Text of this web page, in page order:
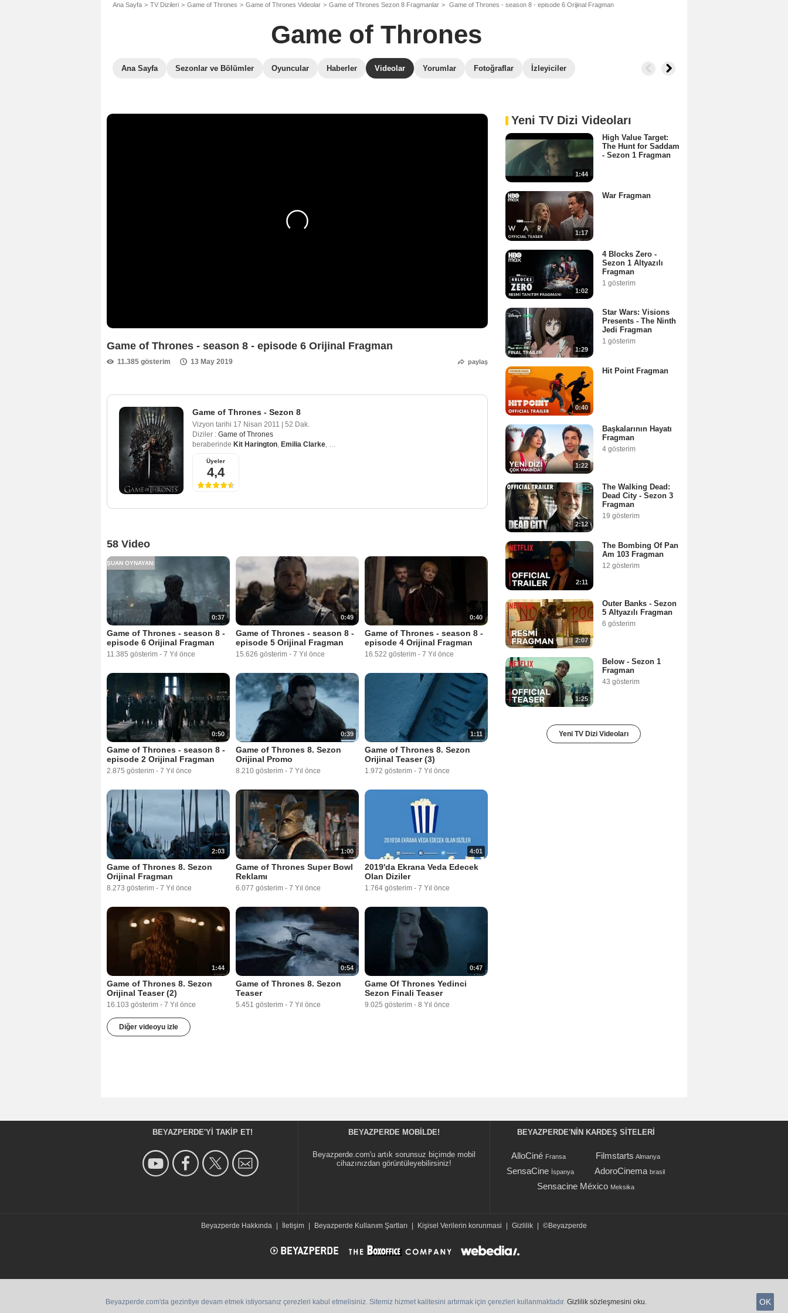
Ana Sayfa TV Dizileri Game of Thrones Game of Thrones Videolar Game of Thrones Sezon 8 Fragmanlar Game of Thrones - season 8 - episode 6 Orijinal Fragman
Game of Thrones
Ana Sayfa Sezonlar ve Bölümler Oyuncular Haberler Videolar Yorumlar Fotoğraflar İzleyiciler
Game of Thrones - season 8 - episode 6 Orijinal Fragman
11.385 gösterim 13 May 2019 paylaş
Game of Thrones - Sezon 8
Vizyon tarihi 17 Nisan 2011
52 Dak.
Diziler : Game of Thrones
beraberinde Kit Harington, Emilia Clarke, Lena Headey
Üyeler
4,4
58 Video
0:37
ŞUAN OYNAYAN:
Game of Thrones - season 8 -
episode 6 Orijinal Fragman
11.385 gösterim - 7 Yıl önce
0:49
Game of Thrones - season 8 -
episode 5 Orijinal Fragman
15.626 gösterim - 7 Yıl önce
0:40
Game of Thrones - season 8 -
episode 4 Orijinal Fragman
16.522 gösterim - 7 Yıl önce
0:50
Game of Thrones - season 8 -
episode 2 Orijinal Fragman
2.875 gösterim - 7 Yıl önce
0:39
Game of Thrones 8. Sezon
Orijinal Promo
8.210 gösterim - 7 Yıl önce
1:11
Game of Thrones 8. Sezon
Orijinal Teaser (3)
1.972 gösterim - 7 Yıl önce
2:03
Game of Thrones 8. Sezon
Orijinal Fragman
8.273 gösterim - 7 Yıl önce
1:00
Game of Thrones Super Bowl
Reklamı
6.077 gösterim - 7 Yıl önce
4:01
2019'da Ekrana Veda Edecek
Olan Diziler
1.764 gösterim - 7 Yıl önce
1:44
Game of Thrones 8. Sezon
Orijinal Teaser (2)
16.103 gösterim - 7 Yıl önce
0:54
Game of Thrones 8. Sezon
Teaser
5.451 gösterim - 7 Yıl önce
0:47
Game Of Thrones Yedinci
Sezon Finali Teaser
9.025 gösterim - 8 Yıl önce
Diğer videoyu izle
Yeni TV Dizi Videoları
1:44
High Value Target:
The Hunt for Saddam
- Sezon 1 Fragman
1:17
War Fragman
1:02
4 Blocks Zero -
Sezon 1 Altyazılı
Fragman
1 gösterim
1:29
Star Wars: Visions
Presents - The Ninth
Jedi Fragman
1 gösterim
0:40
Hit Point Fragman
1:22
Başkalarının Hayatı
Fragman
4 gösterim
2:12
The Walking Dead:
Dead City - Sezon 3
Fragman
19 gösterim
2:11
The Bombing Of Pan
Am 103 Fragman
12 gösterim
2:07
Outer Banks - Sezon
5 Altyazılı Fragman
6 gösterim
1:25
Below - Sezon 1
Fragman
43 gösterim
Yeni TV Dizi Videoları
BEYAZPERDE'YI TAKIP ET! BEYAZPERDE MOBILDE!
Beyazperde.com'u artık sorunsuz biçimde mobil
cihazınızdan görüntüleyebilirsiniz!
BEYAZPERDE'NIN KARDEŞ SİTELERİ
AlloCiné Fransa Filmstarts Almanya
SensaCine İspanya AdoroCinema brasil
Sensacine México Meksika
Beyazperde Hakkında | İletişim | Beyazperde Kullanım Şartları | Kişisel Verilerin korunmasi | Gizlilik | ©Beyazperde
Beyazperde.com'da gezintiye devam etmek istiyorsanız çerezleri kabul etmelisiniz. Sitemiz hizmet kalitesini artırmak için çerezleri kullanmaktadır. Gizlilik sözleşmesini oku. OK